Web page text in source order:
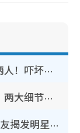
简淑儿染金发剪短头发气质判若两人！吓坏老公麦大力都认不出：“你做什么？”
汤洛雯传终于有好消息造人成功！两大细节曝孕味极浓引猜测：大肚婆先会咁！
8大最没礼貌艺人名单被疯传！网友揭发明星真面目，一致数落这一位是无品天花板？